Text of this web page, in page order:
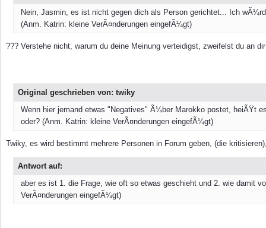
Nein, Jasmin, es ist nicht gegen dich als Person gerichtet... Ich
(Anm. Katrin: kleine VerÃ¤nderungen eingefÃ¼gt)
??? Verstehe nicht, warum du deine Meinung verteidigst, zweifelst du an
Original geschrieben von: twiky
Wenn hier jemand etwas "Negatives" Ã¼ber Marokko postet, heiÃŸt
oder? (Anm. Katrin: kleine VerÃ¤nderungen eingefÃ¼gt)
Twiky, es wird bestimmt mehrere Personen in Forum geben, (die
Antwort auf:
aber es ist 1. die Frage, wie oft so etwas geschieht und 2. wie damit
VerÃ¤nderungen eingefÃ¼gt)